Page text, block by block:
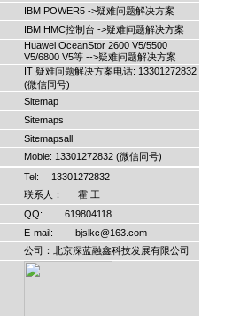
IBM POWER5 ->疑难问题解决方案
IBM HMC控制台 ->疑难问题解决方案
Huawei OceanStor 2600 V5/5500
V5/6800 V5等 -->疑难问题解决方案
IT 疑难问题解决方案电话: 13301272832
(微信同号)
Sitemap
Sitemaps
Sitemapsall
Moble: 13301272832 (微信同号)
Tel: 13301272832
联系人： 霍 工
QQ: 619804118
E-mail: bjslkc@163.com
公司：北京深蓝融鑫科技发展有限公司